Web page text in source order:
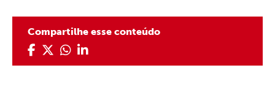
Compartilhe esse conteúdo